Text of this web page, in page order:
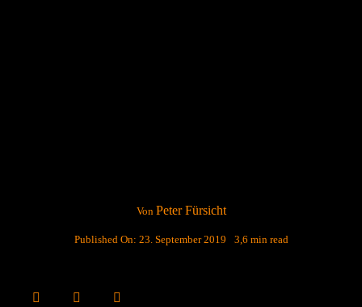
Von Peter Fürsicht
Published On: 23. September 2019 3,6 min read